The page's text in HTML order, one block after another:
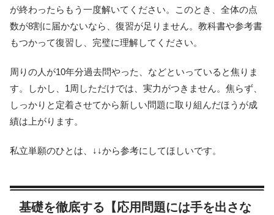
が終わったらもう一度解いてください。このとき、全体の点
数が8割に届かないなら、復習が足りません。教科書や参考書
もつかって復習し、完璧に理解してください。
周りの人が10年分過去問やった、などといっていると焦りま
す。しかし、1周しただけでは、実力がつきません。焦らず、
しっかりと定着させてから新しい問題に取り組んだほうが成
績は上がります。
私立単願のひとは、↓↓から参考にしてほしいです。
基礎を徹底する【応用問題には手を出さな